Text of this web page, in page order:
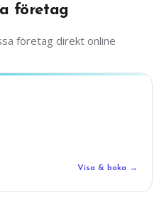
företag
företag direkt online
Visa & boka →